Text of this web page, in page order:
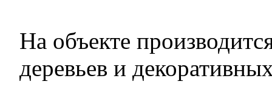
На объекте
деревьев и